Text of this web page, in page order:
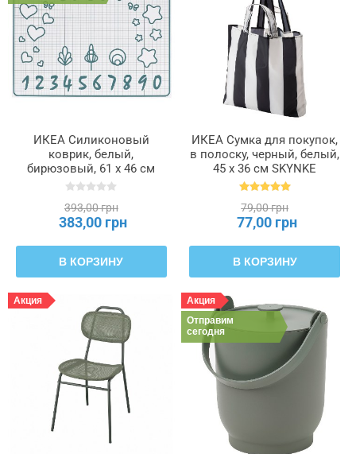
ИКЕА Силиконовый
коврик, белый,
бирюзовый, 61 x 46 см
BAKTRADITION, 604.801.67
393,00 грн
383,00 грн
В КОРЗИНУ
ИКЕА Сумка для покупок,
в полоску, черный, белый,
45 x 36 см SKYNKE
СКЮНКЕ, 805.176.74
79,00 грн
77,00 грн
В КОРЗИНУ
Акция
Акция
Отправим
сегодня